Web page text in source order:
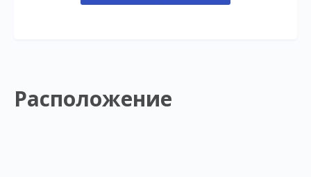
Расположение